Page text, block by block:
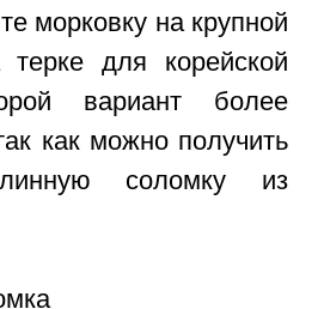
морковку на крупной
для корейской
вариант более
как можно получить
соломку из